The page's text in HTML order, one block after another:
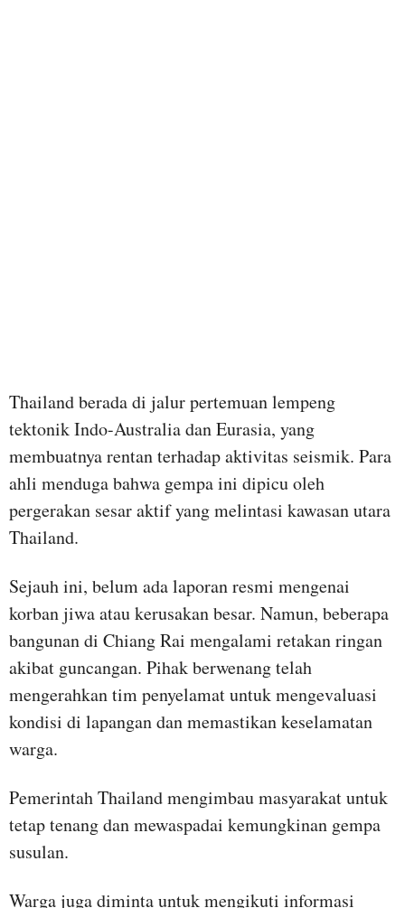
Thailand berada di jalur pertemuan lempeng
tektonik Indo-Australia dan Eurasia, yang
membuatnya rentan terhadap aktivitas seismik. Para
ahli menduga bahwa gempa ini dipicu oleh
pergerakan sesar aktif yang melintasi kawasan utara
Thailand.
Sejauh ini, belum ada laporan resmi mengenai
korban jiwa atau kerusakan besar. Namun, beberapa
bangunan di Chiang Rai mengalami retakan ringan
akibat guncangan. Pihak berwenang telah
mengerahkan tim penyelamat untuk mengevaluasi
kondisi di lapangan dan memastikan keselamatan
warga.
Pemerintah Thailand mengimbau masyarakat untuk
tetap tenang dan mewaspadai kemungkinan gempa
susulan.
Warga juga diminta untuk mengikuti informasi